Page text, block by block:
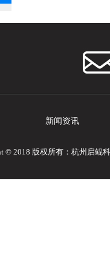
新闻资讯
© 2018 版权所有：杭州启鲲